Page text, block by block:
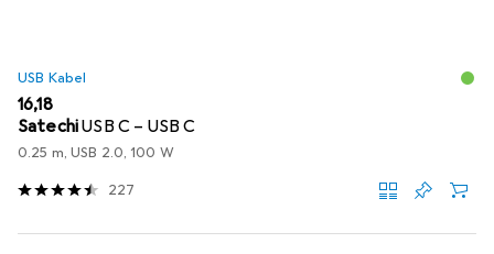
USB Kabel
EUR
16,18
SatechiUSB C – USB C
0.25 m, USB 2.0, 100 W
227